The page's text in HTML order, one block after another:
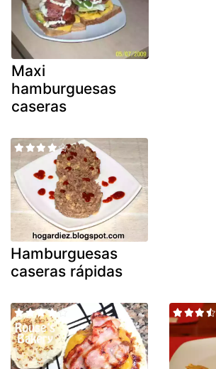
Maxi
hamburguesas
caseras
Hamburguesas
caseras rápidas